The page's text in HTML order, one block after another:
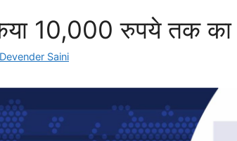
10,000 रुपये तक
Devender Saini